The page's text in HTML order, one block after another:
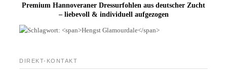
Premium Hannoveraner Dressurfohlen aus deutscher Zucht
– liebevoll & individuell aufgezogen
DIREKT-KONTAKT